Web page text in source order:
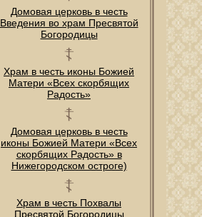
Домовая церковь в честь
Введения во храм Пресвятой
Богородицы
Храм в честь иконы Божией
Матери «Всех скорбящих
Радость»
Домовая церковь в честь
иконы Божией Матери «Всех
скорбящих Радость» в
Нижегородском остроге)
Храм в честь Похвалы
Пресвятой Богородицы